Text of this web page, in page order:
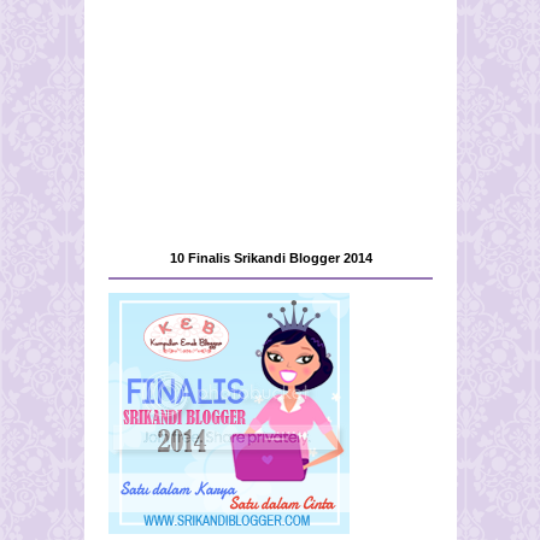
10 Finalis Srikandi Blogger 2014